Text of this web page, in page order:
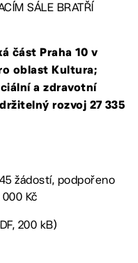
SÁLE BRATŘÍ
část Praha 10 v
oblast Kultura;
a zdravotní
rozvoj 27 335
žádostí, podpořeno
Kč
200 kB)